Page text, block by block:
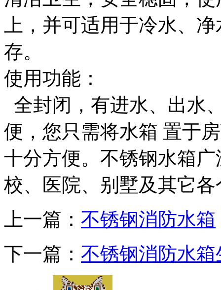
上，并可适用于冷水、
存。
使用功能：
全封闭，有进水、出水
便，您只需将水箱 置于
十分方便。不锈钢水箱
校、医院、别墅及其它
上一篇： 不锈钢消防水箱
下一篇： 不锈钢消防水